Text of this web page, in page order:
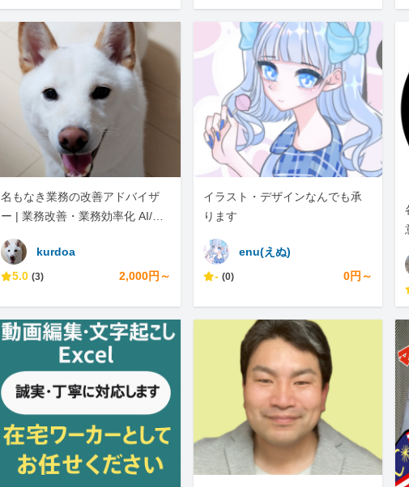
名もなき業務の改善アドバイザ
ー | 業務改善・業務効率化 AI/VB
kurdoa
5.0 (3) 2,000円～
イラスト・デザインなんでも承
ります
enu(えぬ)
- (0) 0円～